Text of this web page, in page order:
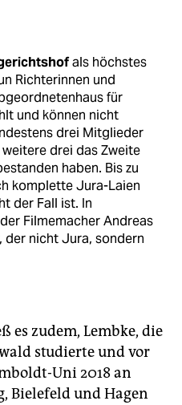
als höchstes
Richterinnen und
für
und können nicht
drei Mitglieder
drei das Zweite
haben. Bis zu
komplette Jura-Laien
der Fall ist. In
Filmemacher Andreas
der nicht Jura, sondern
es zudem, Lembke, die
studierte und vor
Uni 2018 an
Bielefeld und Hagen